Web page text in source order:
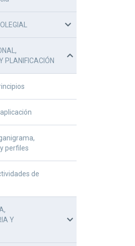
PLANIFICACIÓN
perfiles
de
Y